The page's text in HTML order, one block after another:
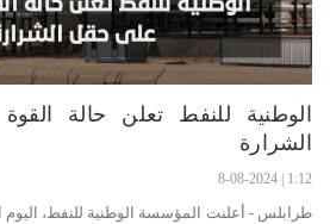
الوطنية للنفط تعلن حالة
الشرارة
1:12 | 8-08-2024
طرابلس - أعلنت المؤسسة الوطنية للنفط، اليوم